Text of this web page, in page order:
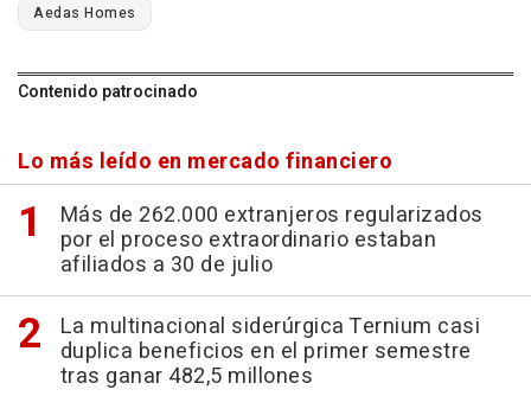
Aedas Homes
Contenido patrocinado
Lo más leído en mercado financiero
Más de 262.000 extranjeros regularizados
por el proceso extraordinario estaban
afiliados a 30 de julio
La multinacional siderúrgica Ternium casi
duplica beneficios en el primer semestre
tras ganar 482,5 millones